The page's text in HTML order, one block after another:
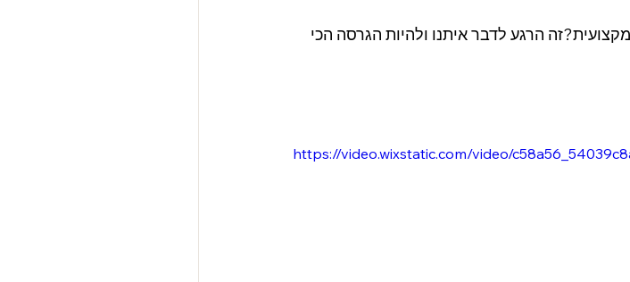
רוצה לדעת אם את מתאימה לסוכנות OnlyFans מקצועית?זה הרגע לדבר איתנו ולהיות הגרסה הכי
https://video.wixstatic.com/video/